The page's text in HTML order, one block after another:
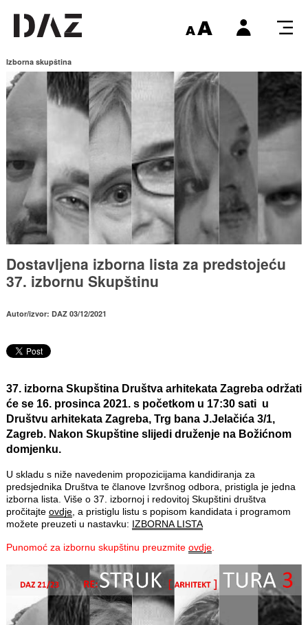
Izborna skupština
Dostavljena izborna lista za predstojeću
37. izbornu Skupštinu
Autor/izvor: DAZ 03/12/2021
37. izborna Skupština Društva arhitekata Zagreba održati
će se 16. prosinca 2021. s početkom u 17:30 sati u
Društvu arhitekata Zagreba, Trg bana J.Jelačića 3/1,
Zagreb. Nakon Skupštine slijedi druženje na Božićnom
domjenku.
U skladu s niže navedenim propozicijama kandidiranja za
predsjednika Društva te članove Izvršnog odbora, pristigla je jedna
izborna lista. Više o 37. izbornoj i redovitoj Skupštini društva
pročitajte ovdje, a pristiglu listu s popisom kandidata i programom
možete preuzeti u nastavku: IZBORNA LISTA
Punomoć za izbornu skupštinu preuzmite ovdje.